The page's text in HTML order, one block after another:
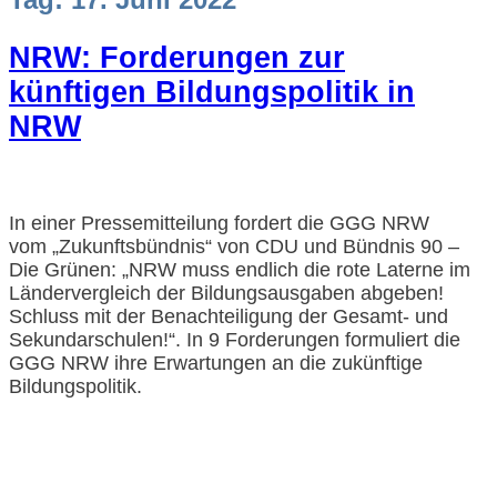
NRW: Forderungen zur
künftigen Bildungspolitik in
NRW
In einer Pressemitteilung fordert die GGG NRW
vom „Zukunftsbündnis“ von CDU und Bündnis 90 –
Die Grünen: „NRW muss endlich die rote Laterne im
Ländervergleich der Bildungsausgaben abgeben!
Schluss mit der Benachteiligung der Gesamt- und
Sekundarschulen!“. In 9 Forderungen formuliert die
GGG NRW ihre Erwartungen an die zukünftige
Bildungspolitik.